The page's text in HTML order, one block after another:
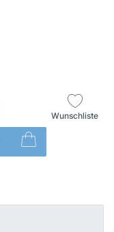
Wunschliste